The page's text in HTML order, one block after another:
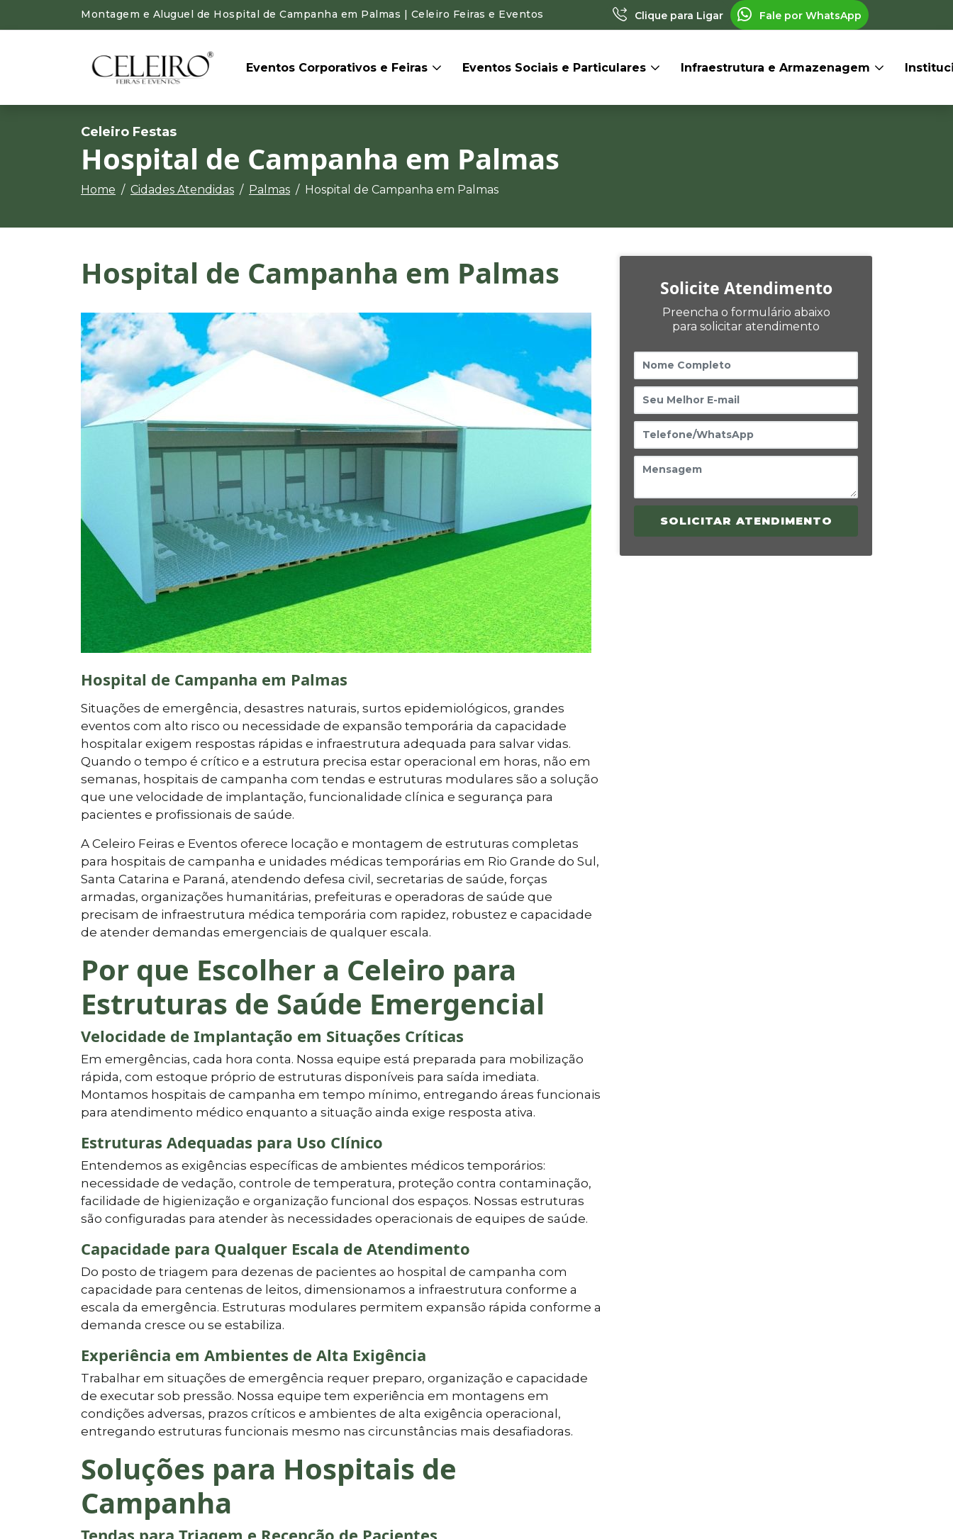
Montagem e Aluguel de Hospital de Campanha em Palmas | Celeiro Feiras e Eventos Clique para Ligar Fale por WhatsApp
Eventos Corporativos e Feiras Eventos Sociais e Particulares Infraestrutura e Armazenagem
Celeiro Festas
Hospital de Campanha em Palmas
Home Cidades Atendidas Palmas Hospital de Campanha em Palmas
Hospital de Campanha em Palmas
Hospital de Campanha em Palmas
Situações de emergência, desastres naturais, surtos epidemiológicos, grandes
eventos com alto risco ou necessidade de expansão temporária da capacidade
hospitalar exigem respostas rápidas e infraestrutura adequada para salvar vidas.
Quando o tempo é crítico e a estrutura precisa estar operacional em horas, não em
semanas, hospitais de campanha com tendas e estruturas modulares são a solução
que une velocidade de implantação, funcionalidade clínica e segurança para
pacientes e profissionais de saúde.
A Celeiro Feiras e Eventos oferece locação e montagem de estruturas completas
para hospitais de campanha e unidades médicas temporárias em Rio Grande do Sul,
Santa Catarina e Paraná, atendendo defesa civil, secretarias de saúde, forças
armadas, organizações humanitárias, prefeituras e operadoras de saúde que
precisam de infraestrutura médica temporária com rapidez, robustez e capacidade
de atender demandas emergenciais de qualquer escala.
Por que Escolher a Celeiro para
Estruturas de Saúde Emergencial
Velocidade de Implantação em Situações Críticas
Em emergências, cada hora conta. Nossa equipe está preparada para mobilização
rápida, com estoque próprio de estruturas disponíveis para saída imediata.
Montamos hospitais de campanha em tempo mínimo, entregando áreas funcionais
para atendimento médico enquanto a situação ainda exige resposta ativa.
Estruturas Adequadas para Uso Clínico
Entendemos as exigências específicas de ambientes médicos temporários:
necessidade de vedação, controle de temperatura, proteção contra contaminação,
facilidade de higienização e organização funcional dos espaços. Nossas estruturas
são configuradas para atender às necessidades operacionais de equipes de saúde.
Capacidade para Qualquer Escala de Atendimento
Do posto de triagem para dezenas de pacientes ao hospital de campanha com
capacidade para centenas de leitos, dimensionamos a infraestrutura conforme a
escala da emergência. Estruturas modulares permitem expansão rápida conforme a
demanda cresce ou se estabiliza.
Experiência em Ambientes de Alta Exigência
Trabalhar em situações de emergência requer preparo, organização e capacidade
de executar sob pressão. Nossa equipe tem experiência em montagens em
condições adversas, prazos críticos e ambientes de alta exigência operacional,
entregando estruturas funcionais mesmo nas circunstâncias mais desafiadoras.
Soluções para Hospitais de
Campanha
Tendas para Triagem e Recepção de Pacientes
Solicite Atendimento
Preencha o formulário abaixo
para solicitar atendimento
SOLICITAR ATENDIMENTO